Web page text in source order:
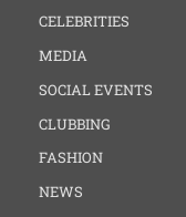
CELEBRITIES
MEDIA
SOCIAL EVENTS
CLUBBING
FASHION
NEWS